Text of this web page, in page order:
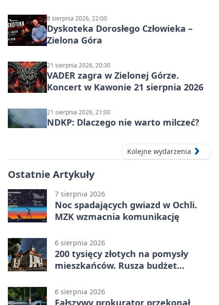
8 sierpnia 2026, 22:00
Dyskoteka Dorosłego Człowieka –
Zielona Góra
21 sierpnia 2026, 20:30
VADER zagra w Zielonej Górze.
Koncert w Kawonie 21 sierpnia 2026
21 sierpnia 2026, 21:00
NDKP: Dlaczego nie warto milczeć?
Kolejne wydarzenia
Ostatnie Artykuły
7 sierpnia 2026
Noc spadających gwiazd w Ochli.
MZK wzmacnia komunikację
6 sierpnia 2026
200 tysięcy złotych na pomysły
mieszkańców. Rusza budżet
6 sierpnia 2026
Fałszywy prokurator przekonał